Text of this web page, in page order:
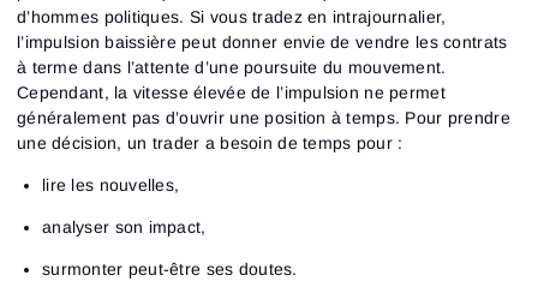
d’hommes politiques. Si vous tradez en intrajournalier,
l’impulsion baissière peut donner envie de vendre les contrats
à terme dans l’attente d’une poursuite du mouvement.
Cependant, la vitesse élevée de l’impulsion ne permet
généralement pas d’ouvrir une position à temps. Pour prendre
une décision, un trader a besoin de temps pour :
lire les nouvelles,
analyser son impact,
surmonter peut-être ses doutes.